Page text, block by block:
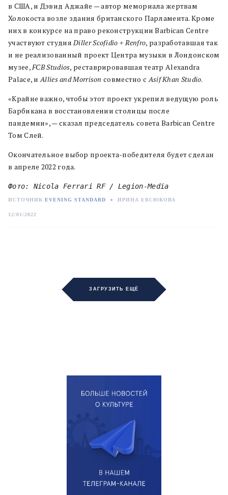
в США, и Дэвид Аджайе — автор мемориала жертвам
Холокоста возле здания британского Парламента. Кроме
них в конкурсе на право реконструкции Barbican Centre
участвуют студия Diller Scofidio + Renfro, разработавшая так
и не реализованный проект Центра музыки в Лондонском
музее, FCB Studios, реставрировавшая театр Alexandra
Palace, и Allies and Morrison совместно с Asif Khan Studio.
«Крайне важно, чтобы этот проект укрепил ведущую роль
Барбикана в восстановлении столицы после
пандемии», — сказал председатель совета Barbican Centre
Том Слей.
Окончательное выбор проекта-победителя будет сделан
в апреле 2022 года.
Фото: Nicola Ferrari RF / Legion-Media
ИСТОЧНИК EVENING STANDARD ● ИРИНА ЕВСЮКОВА
12/01/2022
ЗАГРУЗИТЬ ЕЩЁ